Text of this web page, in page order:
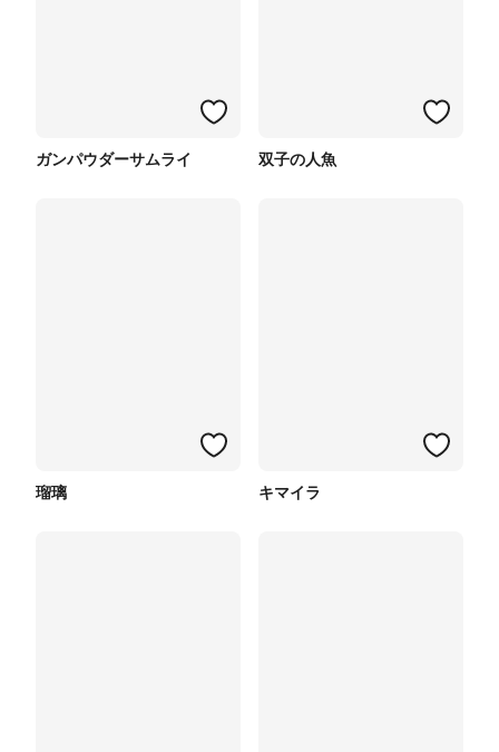
ガンパウダーサムライ 双子の人魚
瑠璃 キマイラ